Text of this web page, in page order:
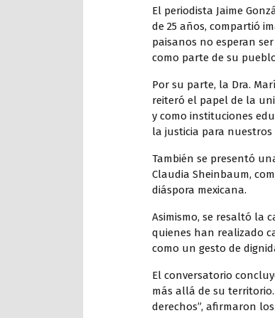
El periodista Jaime
de 25 años, compartió
paisanos no esperan
como parte de su
Por su parte, la Dra.
reiteró el papel de la
y como instituciones
la justicia para nuestros
También se presentó
Claudia Sheinbaum,
diáspora mexicana.
Asimismo, se resaltó la
quienes han realizado
como un gesto de
El conversatorio
más allá de su
derechos”, afirmaron